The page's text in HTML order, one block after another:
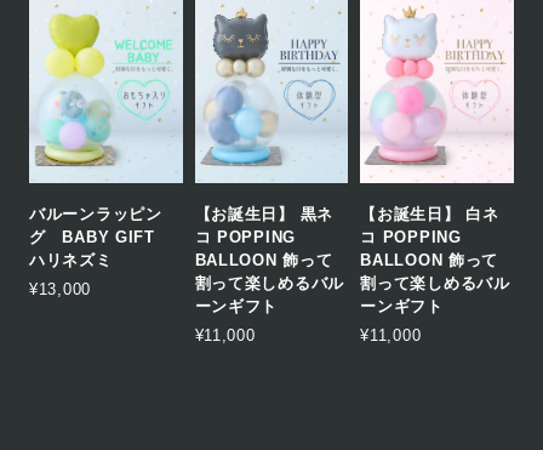
バルーンラッピン
グ BABY GIFT
ハリネズミ
¥13,000
【お誕生日】 黒ネ
コ POPPING
BALLOON 飾って
割って楽しめるバル
ーンギフト
¥11,000
【お誕生日】 白ネ
コ POPPING
BALLOON 飾って
割って楽しめるバル
ーンギフト
¥11,000